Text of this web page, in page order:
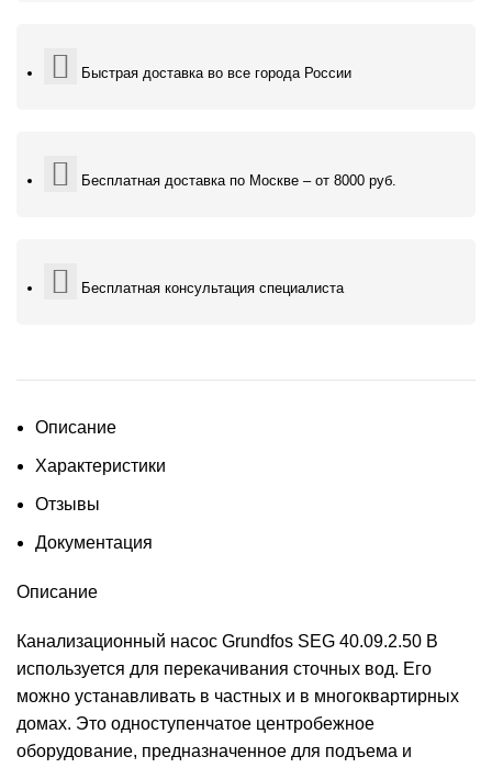
Быстрая доставка во все города России
Бесплатная доставка по Москве – от 8000 руб.
Бесплатная консультация специалиста
Описание
Характеристики
Отзывы
Документация
Описание
Канализационный насос Grundfos SEG 40.09.2.50 B
используется для перекачивания сточных вод. Его
можно устанавливать в частных и в многоквартирных
домах. Это одноступенчатое центробежное
оборудование, предназначенное для подъема и